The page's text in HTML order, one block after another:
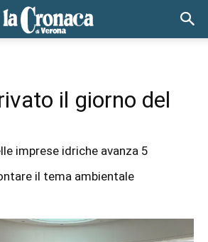
il giorno del
imprese idriche avanza 5
il tema ambientale